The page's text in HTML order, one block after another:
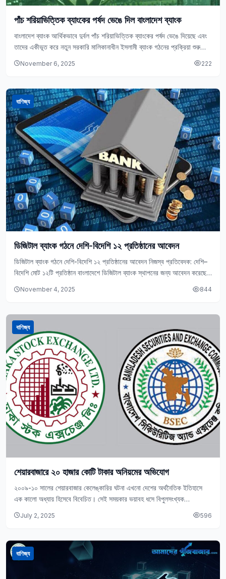
পাঁচ শরিয়াভিত্তিক ব্যাংকের পর্ষদ ভেঙে দিল বাংলাদেশ ব্যাংক
বাংলাদেশ ব্যাংক আর্থিকভাবে দুর্বল পাঁচ শরিয়াভিত্তিক ব্যাংকের পর্ষদ ভেঙে দিয়েছে এবং
তাদের একীভূত করে নতুন সরকারি মালিকানাধীন ইসলামী ব্যাংক গঠনের প্রক্রিয়া শুরু
November 6, 2025 222
বাণিজ্য
ডিজিটাল ব্যাংক গঠনে দেশি-বিদেশি ১২ প্রতিষ্ঠানের আবেদন
ডিজিটাল ব্যাংক গঠনে দেশি-বিদেশি ১২ প্রতিষ্ঠানের আবেদন নিজস্ব প্রতিবেদক: দেশি–
বিদেশি মোট ১২টি প্রতিষ্ঠান বাংলাদেশে ডিজিটাল ব্যাংক স্থাপনের জন্য আবেদন করেছে।
November 4, 2025 844
বাণিজ্য
শেয়ারবাজারে ২০ হাজার কোটি টাকার অনিয়মের অভিযোগ
২০০৯-১০ সালের শেয়ারবাজার কেলেঙ্কারির ঘটনা এখনো দেশের অর্থনৈতিক ইতিহাসে
এক কালো অধ্যায় হিসেবে বিবেচিত। সেই সময়কার ভয়াবহ ধসে বিপুলসংখ্যক
July 2, 2025 596
বাণিজ্য